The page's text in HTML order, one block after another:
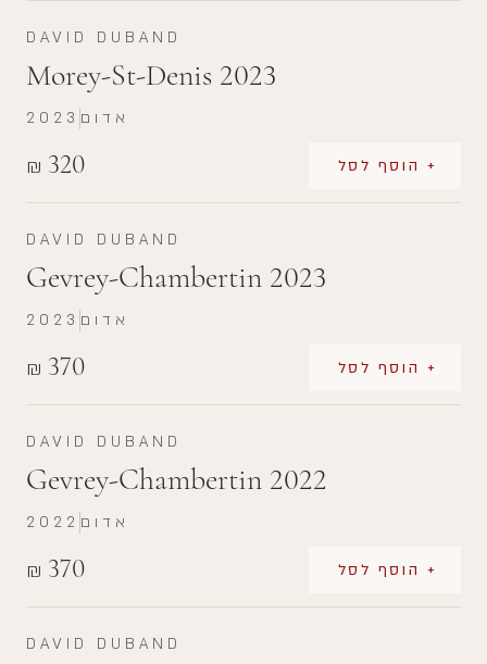
DAVID DUBAND
Morey-St-Denis 2023
₪ 320 + הוסף לסל
2023 אדום
DAVID DUBAND
Gevrey-Chambertin 2023
₪ 370 + הוסף לסל
2023 אדום
DAVID DUBAND
Gevrey-Chambertin 2022
₪ 370 + הוסף לסל
2022 אדום
DAVID DUBAND